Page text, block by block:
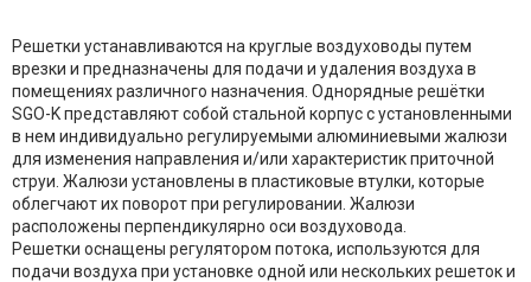
Решетки устанавливаются на круглые воздуховоды путем
врезки и предназначены для подачи и удаления воздуха в
помещениях различного назначения. Однорядные решётки
SGO-K представляют собой стальной корпус с установленными
в нем индивидуально регулируемыми алюминиевыми жалюзи
для изменения направления и/или характеристик приточной
струи. Жалюзи установлены в пластиковые втулки, которые
облегчают их поворот при регулировании. Жалюзи
расположены перпендикулярно оси воздуховода.
Решетки оснащены регулятором потока, используются для
подачи воздуха при установке одной или нескольких решеток и